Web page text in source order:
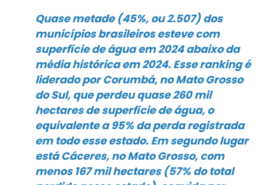
Quase metade (45%, ou 2.507) dos
municípios brasileiros esteve com
superfície de água em 2024 abaixo da
média histórica em 2024. Esse ranking é
liderado por Corumbá, no Mato Grosso
do Sul, que perdeu quase 260 mil
hectares de superfície de água, o
equivalente a 95% da perda registrada
em todo esse estado. Em segundo lugar
está Cáceres, no Mato Grosso, com
menos 167 mil hectares (57% do total